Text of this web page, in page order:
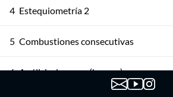
4 Estequiometría 2
5 Combustiones consecutivas
6 Análisis de gases (humos)